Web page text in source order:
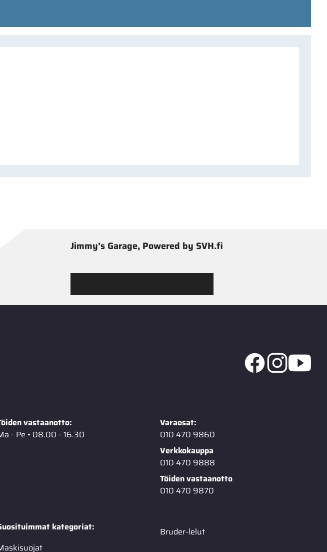
Jimmy’s Garage, Powered by SVH.fi
vastaanotto:
- Pe • 08.00 - 16.30
Varaosat:
010 470 9860
Verkkokauppa
010 470 9888
Töiden vastaanotto
010 470 9870
kategoriat:
Bruder-lelut